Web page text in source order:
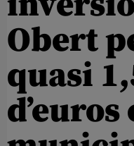
Obert
quasi
d’euros